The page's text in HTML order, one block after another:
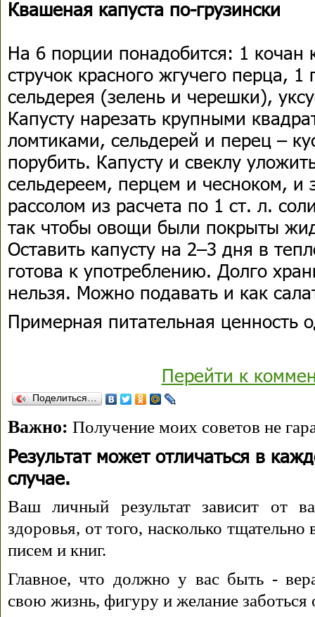
Квашеная капуста по-грузински
На 6 порции понадобится: 1 кочан
стручок красного жгучего перца, 1
сельдерея (зелень и черешки),
Капусту нарезать крупными
ломтиками, сельдерей и перец –
порубить. Капусту и свеклу
сельдереем, перцем и чесноком, и
рассолом из расчета по 1 ст. л.
так чтобы овощи были покрыты
Оставить капусту на 2–3 дня в
готова к употреблению. Долго
нельзя. Можно подавать и как
Примерная питательная ценность
Перейти к
Поделиться…
Важно: Получение моих советов не
Результат может отличаться в
случае.
Ваш личный результат зависит от
здоровья, от того, насколько
писем и книг.
Главное, что должно у вас быть -
свою жизнь, фигуру и желание заботься